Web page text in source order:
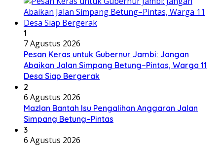
1
7 Agustus 2026
Pesan Keras untuk Gubernur Jambi: Jangan
Abaikan Jalan Simpang Betung–Pintas, Warga 11
Desa Siap Bergerak
2
6 Agustus 2026
Mazlan Bantah Isu Pengalihan Anggaran Jalan
Simpang Betung–Pintas
3
6 Agustus 2026